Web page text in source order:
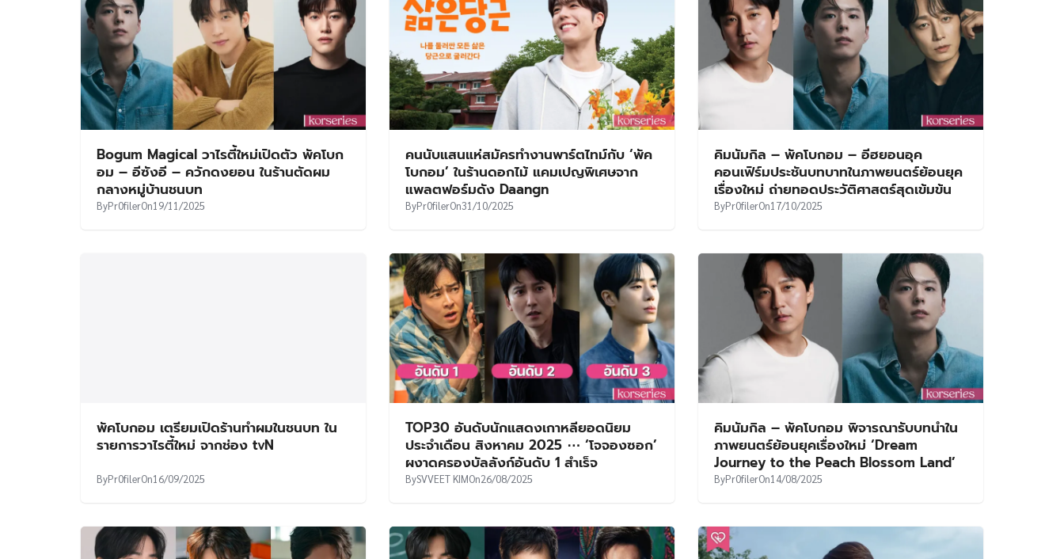
Bogum Magical วาไรตี้ใหม่เปิดตัว พัคโบก
อม – อีซังอี – ควักดงยอน ในร้านตัดผม
กลางหมู่บ้านชนบท
ByPr0filerOn19/11/2025
คนนับแสนแห่สมัครทำงานพาร์ตไทม์กับ ‘พัค
โบกอม’ ในร้านดอกไม้ แคมเปญพิเศษจาก
แพลตฟอร์มดัง Daangn
ByPr0filerOn31/10/2025
คิมนัมกิล – พัคโบกอม – อีฮยอนอุค
คอนเฟิร์มประชันบทบาทในภาพยนตร์ย้อนยุค
เรื่องใหม่ ถ่ายทอดประวัติศาสตร์สุดเข้มข้น
ByPr0filerOn17/10/2025
พัคโบกอม เตรียมเปิดร้านทำผมในชนบท ใน
รายการวาไรตี้ใหม่ จากช่อง tvN
ByPr0filerOn16/09/2025
TOP30 อันดับนักแสดงเกาหลียอดนิยม
ประจำเดือน สิงหาคม 2025 ⋯ ‘โจจองซอก’
ผงาดครองบัลลังก์อันดับ 1 สำเร็จ
BySVVEET KIMOn26/08/2025
คิมนัมกิล – พัคโบกอม พิจารณารับบทนำใน
ภาพยนตร์ย้อนยุคเรื่องใหม่ ‘Dream
Journey to the Peach Blossom Land’
ByPr0filerOn14/08/2025